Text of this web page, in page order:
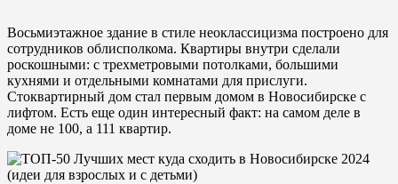
Восьмиэтажное здание в стиле неоклассицизма построено для
сотрудников облисполкома. Квартиры внутри сделали
роскошными: с трехметровыми потолками, большими
кухнями и отдельными комнатами для прислуги.
Стоквартирный дом стал первым домом в Новосибирске с
лифтом. Есть еще один интересный факт: на самом деле в
доме не 100, а 111 квартир.